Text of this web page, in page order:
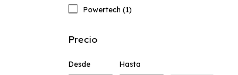
Powertech (1)
Precio
Desde Hasta